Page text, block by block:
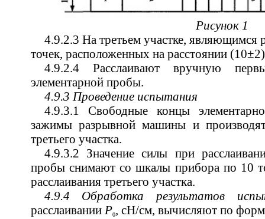
Рисунок 1
4.9.2.3 На третьем участке, являющимся
точек, расположенных на расстоянии
4.9.2.4 Расслаивают вручную
элементарной пробы.
4.9.3 Проведение испытания
4.9.3.1 Свободные концы
зажимы разрывной машины и
третьего участка.
4.9.3.2 Значение силы при
пробы снимают со шкалы прибора по 10
расслаивания третьего участка.
4.9.4 Обработка результатов
расслаивании Р0, сН/см, вычисляют по